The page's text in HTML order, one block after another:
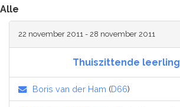
Alle
22 november 2011 - 28 november 2011
Thuiszittende
Boris van der Ham (D66)